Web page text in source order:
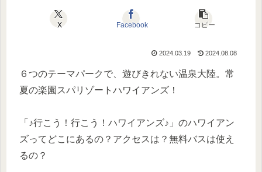
X Facebook コピー
2024.03.19 2024.08.08
６つのテーマパークで、遊びきれない温泉大陸。常
夏の楽園スパリゾートハワイアンズ！
「♪行こう！行こう！ハワイアンズ♪」のハワイアン
ズってどこにあるの？アクセスは？無料バスは使え
るの？